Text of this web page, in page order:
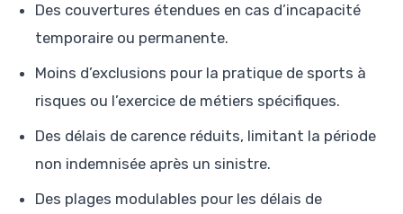
Des couvertures étendues en cas d’incapacité
temporaire ou permanente.
Moins d’exclusions pour la pratique de sports à
risques ou l’exercice de métiers spécifiques.
Des délais de carence réduits, limitant la période
non indemnisée après un sinistre.
Des plages modulables pour les délais de